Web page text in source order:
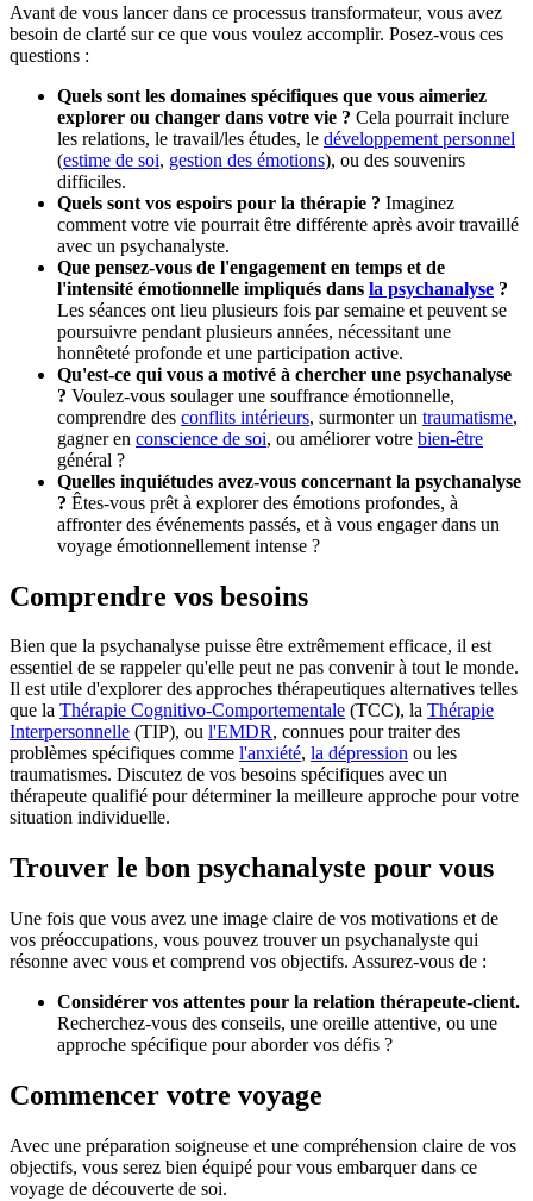
Avant de vous lancer dans ce processus transformateur, vous avez
besoin de clarté sur ce que vous voulez accomplir. Posez-vous ces
questions :
Quels sont les domaines spécifiques que vous aimeriez
explorer ou changer dans votre vie ? Cela pourrait inclure
les relations, le travail/les études, le développement personnel
(estime de soi, gestion des émotions), ou des souvenirs
difficiles.
Quels sont vos espoirs pour la thérapie ? Imaginez
comment votre vie pourrait être différente après avoir travaillé
avec un psychanalyste.
Que pensez-vous de l'engagement en temps et de
l'intensité émotionnelle impliqués dans la psychanalyse ?
Les séances ont lieu plusieurs fois par semaine et peuvent se
poursuivre pendant plusieurs années, nécessitant une
honnêteté profonde et une participation active.
Qu'est-ce qui vous a motivé à chercher une psychanalyse
? Voulez-vous soulager une souffrance émotionnelle,
comprendre des conflits intérieurs, surmonter un traumatisme,
gagner en conscience de soi, ou améliorer votre bien-être
général ?
Quelles inquiétudes avez-vous concernant la psychanalyse
? Êtes-vous prêt à explorer des émotions profondes, à
affronter des événements passés, et à vous engager dans un
voyage émotionnellement intense ?
Comprendre vos besoins
Bien que la psychanalyse puisse être extrêmement efficace, il est
essentiel de se rappeler qu'elle peut ne pas convenir à tout le monde.
Il est utile d'explorer des approches thérapeutiques alternatives telles
que la Thérapie Cognitivo-Comportementale (TCC), la Thérapie
Interpersonnelle (TIP), ou l'EMDR, connues pour traiter des
problèmes spécifiques comme l'anxiété, la dépression ou les
traumatismes. Discutez de vos besoins spécifiques avec un
thérapeute qualifié pour déterminer la meilleure approche pour votre
situation individuelle.
Trouver le bon psychanalyste pour vous
Une fois que vous avez une image claire de vos motivations et de
vos préoccupations, vous pouvez trouver un psychanalyste qui
résonne avec vous et comprend vos objectifs. Assurez-vous de :
Considérer vos attentes pour la relation thérapeute-client.
Recherchez-vous des conseils, une oreille attentive, ou une
approche spécifique pour aborder vos défis ?
Commencer votre voyage
Avec une préparation soigneuse et une compréhension claire de vos
objectifs, vous serez bien équipé pour vous embarquer dans ce
voyage de découverte de soi.